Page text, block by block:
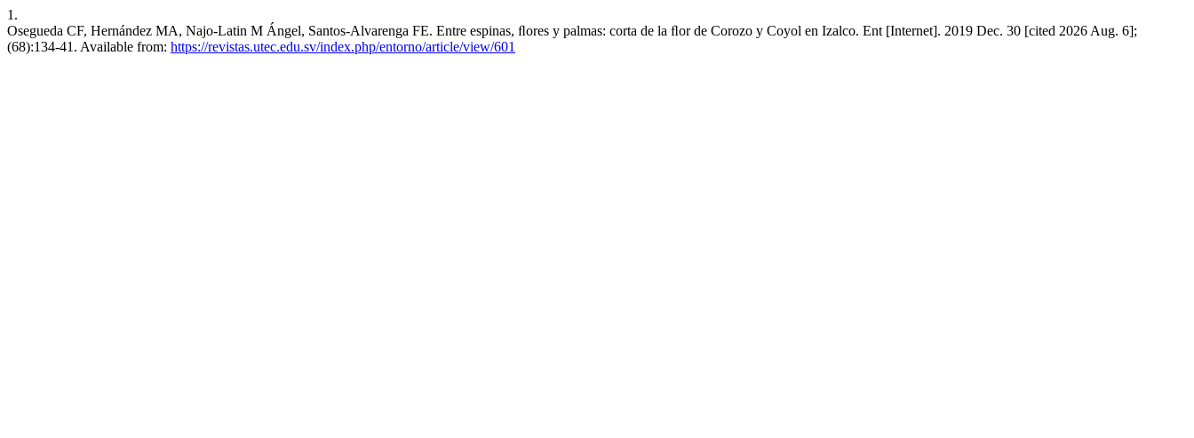
1.
Osegueda CF, Hernández MA, Najo-Latin M Ángel, Santos-Alvarenga FE. Entre espinas, ﬂores y palmas: corta de la ﬂor de Corozo y Coyol en Izalco. Ent [Internet]. 2019 Dec. 30 [cited 2026 Aug. 6];
(68):134-41. Available from: https://revistas.utec.edu.sv/index.php/entorno/article/view/601